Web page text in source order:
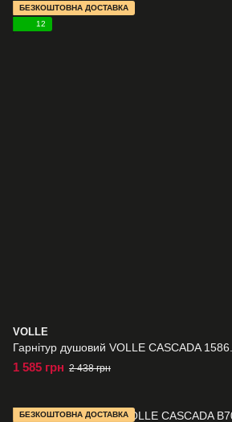
БЕЗКОШТОВНА ДОСТАВКА
12
VOLLE
Гарнітур душовий VOLLE CASCADA
1 585 грн 2 438 грн
БЕЗКОШТОВНА ДОСТАВКА